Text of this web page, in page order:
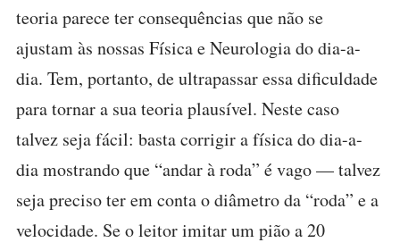
teoria parece ter consequências que não se
ajustam às nossas Física e Neurologia do dia-a-
dia. Tem, portanto, de ultrapassar essa dificuldade
para tornar a sua teoria plausível. Neste caso
talvez seja fácil: basta corrigir a física do dia-a-
dia mostrando que “andar à roda” é vago — talvez
seja preciso ter em conta o diâmetro da “roda” e a
velocidade. Se o leitor imitar um pião a 20